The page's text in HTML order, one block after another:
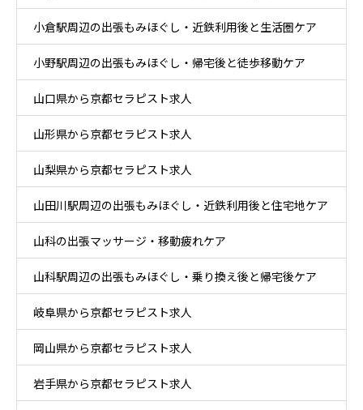
小倉駅周辺の出張もみほぐし・近鉄利用後と生活圏ケア
小野駅周辺の出張もみほぐし・帰宅後と徒歩移動ケア
山口県から京都セラピスト求人
山形県から京都セラピスト求人
山梨県から京都セラピスト求人
山田川駅周辺の出張もみほぐし・近鉄利用後と住宅地ケア
山科の出張マッサージ・移動疲れケア
山科駅周辺の出張もみほぐし・乗り換え後と帰宅後ケア
岐阜県から京都セラピスト求人
岡山県から京都セラピスト求人
岩手県から京都セラピスト求人